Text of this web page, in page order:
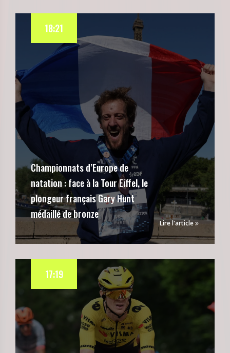
Championnats d’Europe de
natation : face à la Tour Eiffel, le
plongeur français Gary Hunt
médaillé de bronze
18:21
Lire l'article
17:19